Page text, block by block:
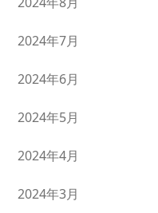
2024年7月
2024年6月
2024年5月
2024年4月
2024年3月